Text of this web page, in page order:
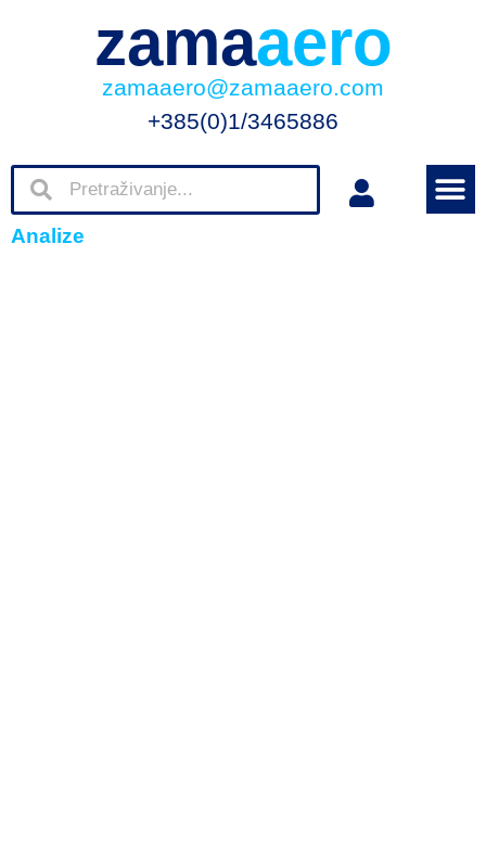
zamaaero
zamaaero@zamaaero.com
+385(0)1/3465886
Analize